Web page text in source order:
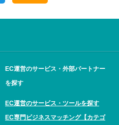
EC運営のサービス・外部パートナー
を探す
EC運営のサービス・ツールを探す
EC専門ビジネスマッチング【カテゴ